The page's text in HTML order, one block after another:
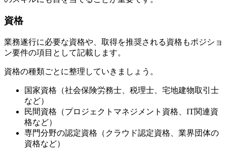
資格
業務遂行に必要な資格や、取得を推奨される資格もポジショ
ン要件の項目として記載します。
資格の種類ごとに整理していきましょう。
国家資格（社会保険労務士、税理士、宅地建物取引士
など）
民間資格（プロジェクトマネジメント資格、IT関連資
格など）
専門分野の認定資格（クラウド認定資格、業界団体の
資格など）